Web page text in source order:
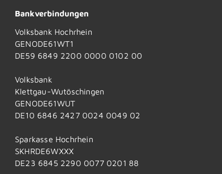
Bankverbindungen
Volksbank Hochrhein
GENODE61WT1
DE59 6849 2200 0000 0102 00
Volksbank
Klettgau-Wutöschingen
GENODE61WUT
DE10 6846 2427 0024 0049 02
Sparkasse Hochrhein
SKHRDE6WXXX
DE23 6845 2290 0077 0201 88